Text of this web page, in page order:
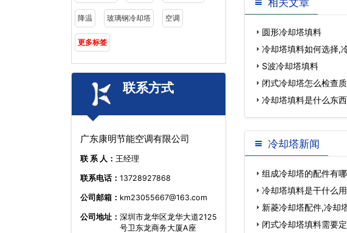
降温 玻璃钢冷却塔 空调
更多标签
联系方式
广东康明节能空调有限公司
联 系 人： 王经理
联系电话： 13728927868
公司邮箱： km23055667@163.com
公司地址： 深圳市龙华区龙华大道2125
号卫东龙商务大厦A座
相关文章
圆形冷却塔填料
冷却塔填料如何选择,
S波冷却塔填料
闭式冷却塔怎么检查
冷却塔填料是什么东
冷却塔新闻
组成冷却塔的配件有
冷却塔填料是干什么
新菱冷却塔配件,冷却
闭式冷却塔填料需要